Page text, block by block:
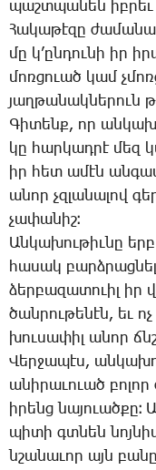
պաշտ­պա­նեն իբ­րեւ
­Հա­կա­թէ­զը
մը կ­’ըն­դու­նի իր
մոռ­ցո­ւած կամ
յաղ­թա­նակ­նե­րուն
­Գի­տենք, որ
կը հար­կադ­րէ մեզ
իր հետ ա­մէն
ա­նոր չզլա­նա­լով
չա­փա­նիշ։
Ան­կա­խու­թիւ­նը
հա­սակ
ձեր­բա­զա­տո­ւիլ իր
ծան­րու­թե­նէն, եւ
խու­սա­փիլ ա­նոր
­Վեր­ջա­պէս,
ա­նի­րա­ւո­ւած բո­լոր
ի­րենց նա­յո­ւած­քը։
պի­տի գտնեն
նշա­նա­ւոր այն